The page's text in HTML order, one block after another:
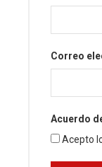
Correo
Acuerdo
Acepto